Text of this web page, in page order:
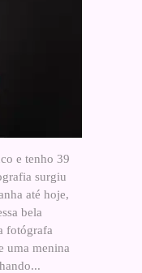
e tenho 39
surgiu
até hoje,
bela
fotógrafa
uma menina